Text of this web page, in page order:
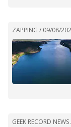
ZAPPING / 09/08/
GEEK RECORD NEWS